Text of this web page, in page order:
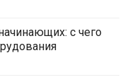
с чего